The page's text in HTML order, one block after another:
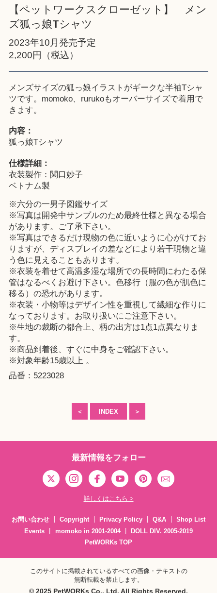
【ペットワークスクローゼット】 メン
ズ狐っ娘Tシャツ
2023年10月発売予定
2,200円（税込）
メンズサイズの狐っ娘イラストがギークな半袖Tシャ
ツです。momoko、rurukoもオーバーサイズで着用で
きます。
内容：
狐っ娘Tシャツ
仕様詳細：
衣装製作：関口妙子
ベトナム製
※六分の一男子図鑑サイズ
※写真は開発中サンプルのため最終仕様と異なる場合
があります。ご了承下さい。
※写真はできるだけ現物の色に近いように心がけてお
りますが、ディスプレイの差などにより若干現物と違
う色に見えることもあります。
※衣装を着せて高温多湿な場所での長時間にわたる保
管はなるべくお避け下さい。色移行（服の色が肌色に
移る）の恐れがあります。
※衣装・小物等はデザイン性を重視して繊細な作りに
なっております。お取り扱いにご注意下さい。
※生地の裁断の都合上、柄の出方は1点1点異なりま
す。
※商品到着後、すぐに中身をご確認下さい。
※対象年齢15歳以上 。
品番：5223028
＜ INDEX ＞
最新情報をフォロー
詳しくはこちら >
お問い合わせ Copyright Privacy Policy Q&A
Shop List
Events
momoko in 2001-2004
DOLL DIV. 2005-2019
PetWORKs TOP
このサイトに掲載されているすべての画像・テキストの
無断転載を禁止します。
© 2025 PetWORKs Co., Ltd. All Rights Reserved.